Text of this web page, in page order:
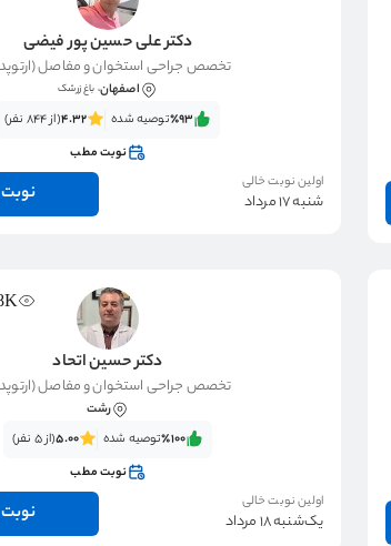
دکتر علی حسین پور فیضی
تخصص جراحی استخوان و مفاصل
اصفهان، باغ زرشک
٪93‌‌‌توصیه شده 4.32(از 844 نفر)
نوبت مطب
اولین نوبت خالی
شنبه 17 مرداد نوبت
دکتر حسین اتحاد
تخصص جراحی استخوان و مفاصل
رشت
٪100‌‌‌توصیه شده 5.00(از 5 نفر)
نوبت مطب
اولین نوبت خالی
یک‌شنبه 18 مرداد نوبت